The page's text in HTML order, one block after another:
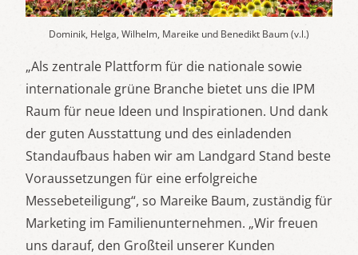
Dominik, Helga, Wilhelm, Mareike und Benedikt Baum (v.l.)
„Als zentrale Plattform für die nationale sowie
internationale grüne Branche bietet uns die IPM
Raum für neue Ideen und Inspirationen. Und dank
der guten Ausstattung und des einladenden
Standaufbaus haben wir am Landgard Stand beste
Voraussetzungen für eine erfolgreiche
Messebeteiligung“, so Mareike Baum, zuständig für
Marketing im Familienunternehmen. „Wir freuen
uns darauf, den Großteil unserer Kunden